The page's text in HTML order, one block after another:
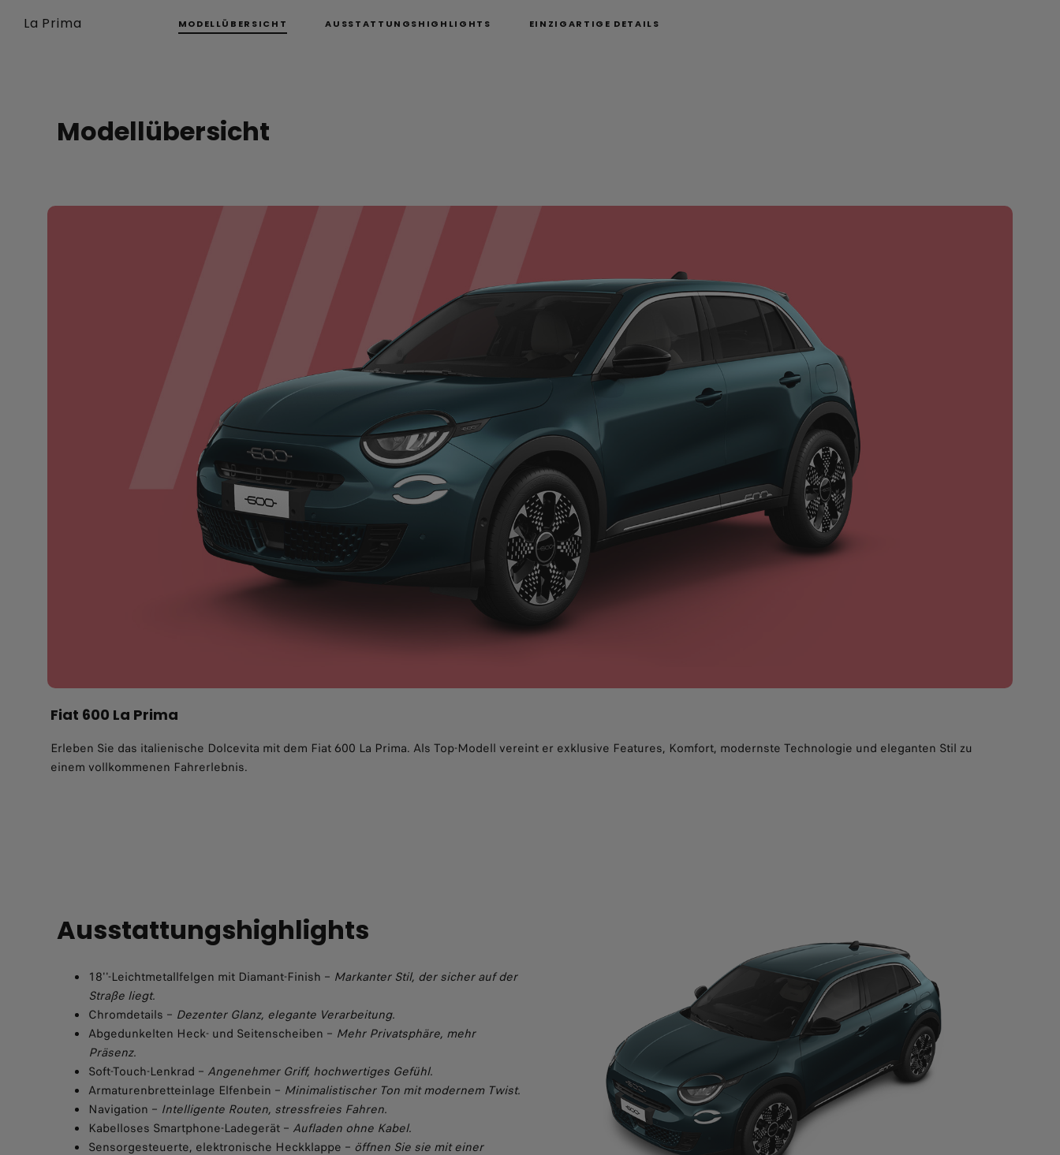
La Prima MODELLÜBERSICHT AUSSTATTUNGSHIGHLIGHTS EINZIGARTIGE DETAILS
Modellübersicht
Fiat 600 La Prima
Erleben Sie das italienische Dolcevita mit dem Fiat 600 La Prima. Als Top-Modell vereint er exklusive Features, Komfort, modernste Technologie und eleganten Stil zu
einem vollkommenen Fahrerlebnis.
Ausstattungshighlights
18''-Leichtmetallfelgen mit Diamant-Finish – Markanter Stil, der sicher auf der
Straße liegt.
Chromdetails – Dezenter Glanz, elegante Verarbeitung.
Abgedunkelten Heck- und Seitenscheiben – Mehr Privatsphäre, mehr
Präsenz.
Soft-Touch-Lenkrad – Angenehmer Griff, hochwertiges Gefühl.
Armaturenbretteinlage Elfenbein – Minimalistischer Ton mit modernem Twist.
Navigation – Intelligente Routen, stressfreies Fahren.
Kabelloses Smartphone-Ladegerät – Aufladen ohne Kabel.
Sensorgesteuerte, elektronische Heckklappe – öffnen Sie sie mit einer